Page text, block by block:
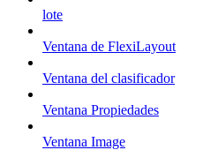
lote
Ventana de FlexiLayout
Ventana del clasificador
Ventana Propiedades
Ventana Image